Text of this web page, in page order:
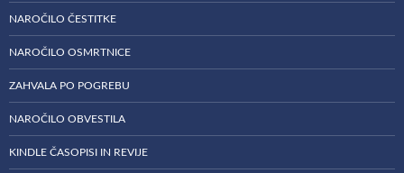
NAROČILO ČESTITKE
NAROČILO OSMRTNICE
ZAHVALA PO POGREBU
NAROČILO OBVESTILA
KINDLE ČASOPISI IN REVIJE